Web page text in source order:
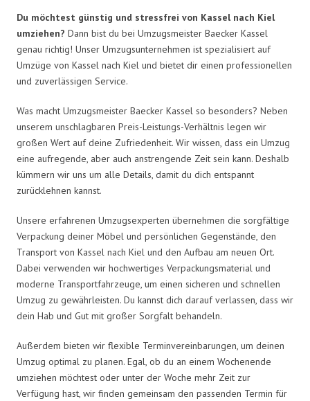
Du möchtest günstig und stressfrei von Kassel nach Kiel
umziehen? Dann bist du bei Umzugsmeister Baecker Kassel
genau richtig! Unser Umzugsunternehmen ist spezialisiert auf
Umzüge von Kassel nach Kiel und bietet dir einen professionellen
und zuverlässigen Service.
Was macht Umzugsmeister Baecker Kassel so besonders? Neben
unserem unschlagbaren Preis-Leistungs-Verhältnis legen wir
großen Wert auf deine Zufriedenheit. Wir wissen, dass ein Umzug
eine aufregende, aber auch anstrengende Zeit sein kann. Deshalb
kümmern wir uns um alle Details, damit du dich entspannt
zurücklehnen kannst.
Unsere erfahrenen Umzugsexperten übernehmen die sorgfältige
Verpackung deiner Möbel und persönlichen Gegenstände, den
Transport von Kassel nach Kiel und den Aufbau am neuen Ort.
Dabei verwenden wir hochwertiges Verpackungsmaterial und
moderne Transportfahrzeuge, um einen sicheren und schnellen
Umzug zu gewährleisten. Du kannst dich darauf verlassen, dass wir
dein Hab und Gut mit großer Sorgfalt behandeln.
Außerdem bieten wir flexible Terminvereinbarungen, um deinen
Umzug optimal zu planen. Egal, ob du an einem Wochenende
umziehen möchtest oder unter der Woche mehr Zeit zur
Verfügung hast, wir finden gemeinsam den passenden Termin für